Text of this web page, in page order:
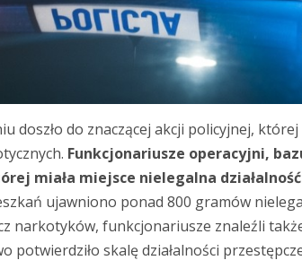
doszło do znaczącej akcji policyjnej,
Funkcjonariusze operacyjni,
miała miejsce nielegalna
ujawniono ponad 800 gramów
narkotyków, funkcjonariusze znaleźli
potwierdziło skalę działalności